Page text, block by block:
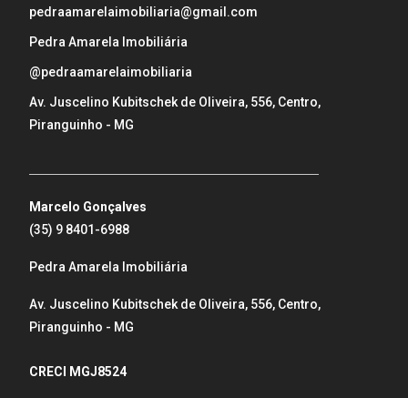
pedraamarelaimobiliaria@gmail.com
Pedra Amarela Imobiliária
@pedraamarelaimobiliaria
Av. Juscelino Kubitschek de Oliveira, 556, Centro,
Piranguinho - MG
Marcelo Gonçalves
(35) 9 8401-6988
Pedra Amarela Imobiliária
Av. Juscelino Kubitschek de Oliveira, 556, Centro,
Piranguinho - MG
CRECI MGJ8524